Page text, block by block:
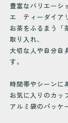
豊富なバリエーシ
エ ティーダイア
お茶をふるまう「
取り入れ、
大切な人や自分自
す。
時間帯やシーンに
お気に入りのカッ
アルミ袋のパッケ